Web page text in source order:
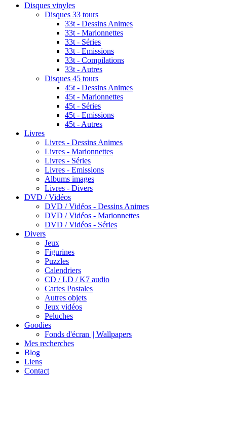
Disques vinyles
Disques 33 tours
33t - Dessins Animes
33t - Marionnettes
33t - Séries
33t - Emissions
33t - Compilations
33t - Autres
Disques 45 tours
45t - Dessins Animes
45t - Marionnettes
45t - Séries
45t - Emissions
45t - Autres
Livres
Livres - Dessins Animes
Livres - Marionnettes
Livres - Séries
Livres - Emissions
Albums images
Livres - Divers
DVD / Vidéos
DVD / Vidéos - Dessins Animes
DVD / Vidéos - Marionnettes
DVD / Vidéos - Séries
Divers
Jeux
Figurines
Puzzles
Calendriers
CD / LD / K7 audio
Cartes Postales
Autres objets
Jeux vidéos
Peluches
Goodies
Fonds d'écran || Wallpapers
Mes recherches
Blog
Liens
Contact